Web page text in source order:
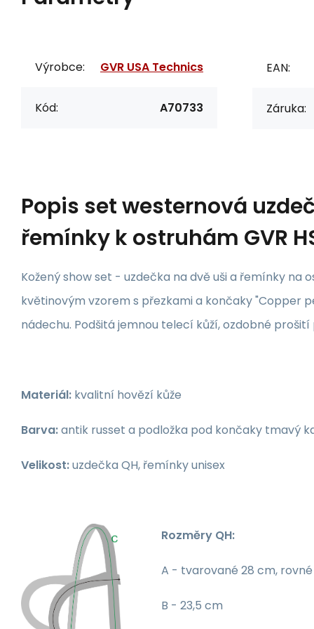
Výrobce: GVR USA Technics
Kód: A70733
EAN:
Záruka:
Popis set westernová
řemínky k ostruhám GVR
Kožený show set - uzdečka na dvě uši a řemínky na
květinovým vzorem s přezkami a končaky "Copper
nádechu. Podšitá jemnou telecí kůží, ozdobné prošití
Materiál: kvalitní hovězí kůže
Barva:antik russet a podložka pod končaky tmavý
Velikost:uzdečka QH, řemínky unisex
Rozměry QH:
A - tvarované 28 cm,
B - 23,5 cm